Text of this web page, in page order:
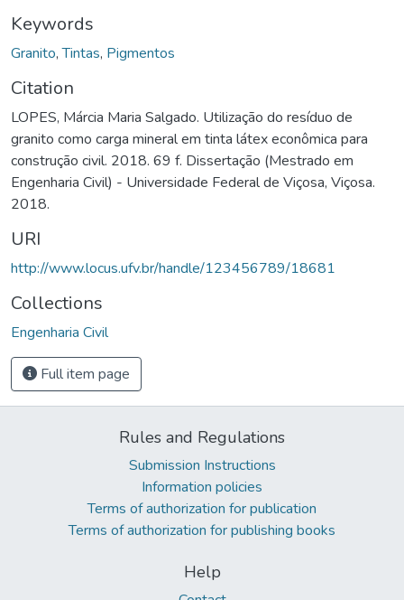
Keywords
Granito,Tintas, Pigmentos
Citation
LOPES, Márcia Maria Salgado. Utilização do resíduo de
granito como carga mineral em tinta látex econômica para
construção civil. 2018. 69 f. Dissertação (Mestrado em
Engenharia Civil) - Universidade Federal de Viçosa, Viçosa.
2018.
URI
http://www.locus.ufv.br/handle/123456789/18681
Collections
Engenharia Civil
Full item page
Rules and Regulations
Submission Instructions
Information policies
Terms of authorization for publication
Terms of authorization for publishing books
Help